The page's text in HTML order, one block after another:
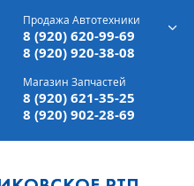
Продажа Автотехники
8 (920) 620-99-69
8 (920) 920-38-08
Магазин Запчастей
8 (920) 621-35-25
8 (920) 902-28-69